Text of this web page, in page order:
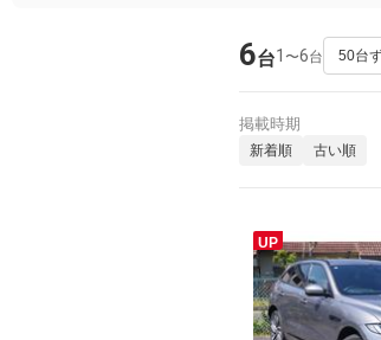
6台1 〜6台
掲載時期
新着順 古い順
UP